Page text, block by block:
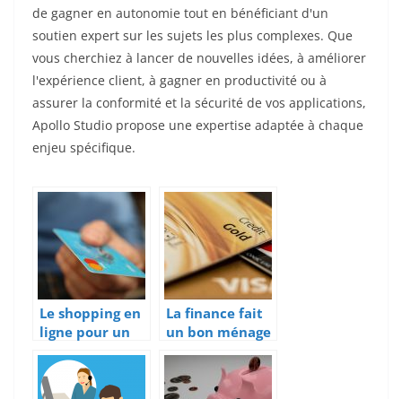
de gagner en autonomie tout en bénéficiant d'un
soutien expert sur les sujets les plus complexes. Que
vous cherchiez à lancer de nouvelles idées, à améliorer
l'expérience client, à gagner en productivité ou à
assurer la conformité et la sécurité de vos applications,
Apollo Studio propose une expertise adaptée à chaque
enjeu spécifique.
Le shopping en
ligne pour un
grand business
dans le e-
commerce
La finance fait
un bon ménage
avec
l’économie